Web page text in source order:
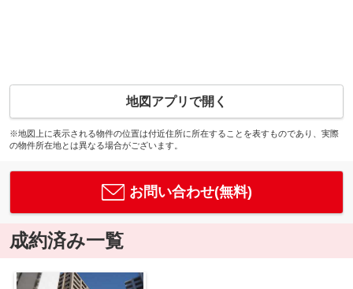
地図アプリで開く
※地図上に表示される物件の位置は付近住所に所在することを表すものであり、実際
の物件所在地とは異なる場合がございます。
お問い合わせ(無料)
成約済み一覧